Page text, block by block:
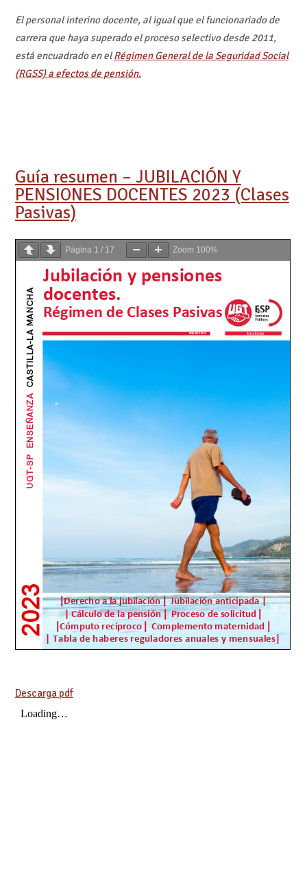
El personal interino docente, al igual que el funcionariado de
carrera que haya superado el proceso selectivo desde 2011,
está encuadrado en elRégimen General de la Seguridad Social
(RGSS) a efectos de pensión.
Guía resumen – JUBILACIÓN Y
PENSIONES DOCENTES 2023 (Clases
Pasivas)
Página 1 / 17 Zoom 100%
Descarga pdf